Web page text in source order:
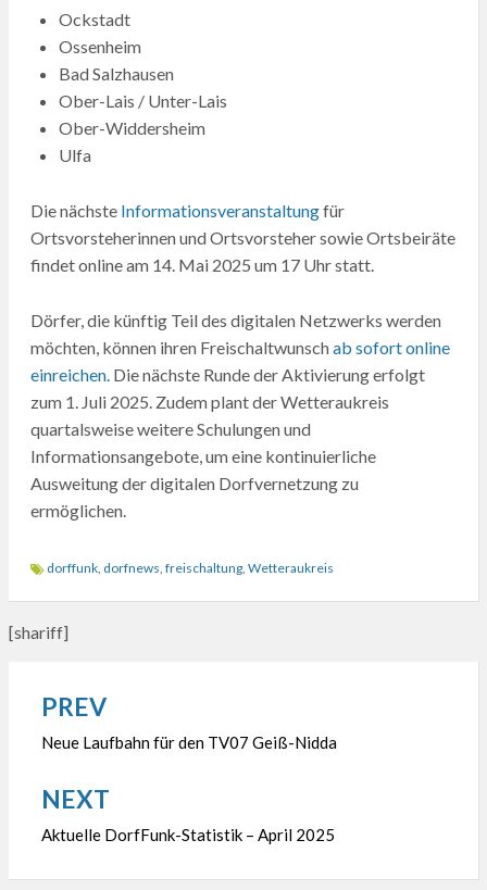
Ockstadt
Ossenheim
Bad Salzhausen
Ober-Lais / Unter-Lais
Ober-Widdersheim
Ulfa
Die nächste Informationsveranstaltungfür
Ortsvorsteherinnen und Ortsvorsteher sowie Ortsbeiräte
findet online am 14. Mai 2025 um 17 Uhr statt.
Dörfer, die künftig Teil des digitalen Netzwerks werden
möchten, können ihren Freischaltwunschab sofort online
einreichen. Die nächste Runde der Aktivierung erfolgt
zum 1. Juli 2025. Zudem plant der Wetteraukreis
quartalsweise weitere Schulungen und
Informationsangebote, um eine kontinuierliche
Ausweitung der digitalen Dorfvernetzung zu
ermöglichen.
dorffunk, dorfnews, freischaltung, Wetteraukreis
[shariff]
Beitragsnavigation
PREV
Neue Laufbahn für den TV07 Geiß-Nidda
NEXT
Aktuelle DorfFunk-Statistik – April 2025